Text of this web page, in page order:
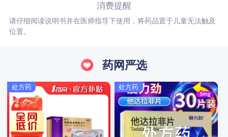
消费提醒
请仔细阅读说明书并在医师指导下使用，将药品置于儿童无法触及
位置。
药网严选
处方药 处方药